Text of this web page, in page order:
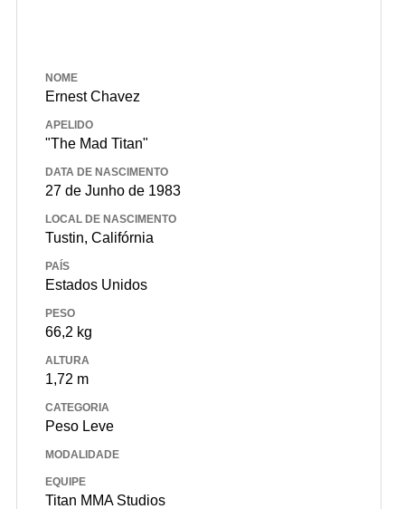
NOME
Ernest Chavez
APELIDO
"The Mad Titan"
DATA DE NASCIMENTO
27 de Junho de 1983
LOCAL DE NASCIMENTO
Tustin, Califórnia
PAÍS
Estados Unidos
PESO
66,2 kg
ALTURA
1,72 m
CATEGORIA
Peso Leve
MODALIDADE
EQUIPE
Titan MMA Studios